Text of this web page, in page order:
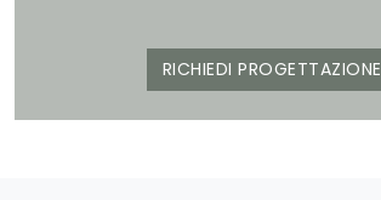
RICHIEDI PROGETTAZIONE